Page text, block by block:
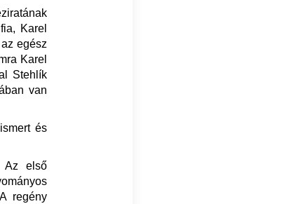
Karel
egész
Karel
Stehlík
van
és
Az első
regény